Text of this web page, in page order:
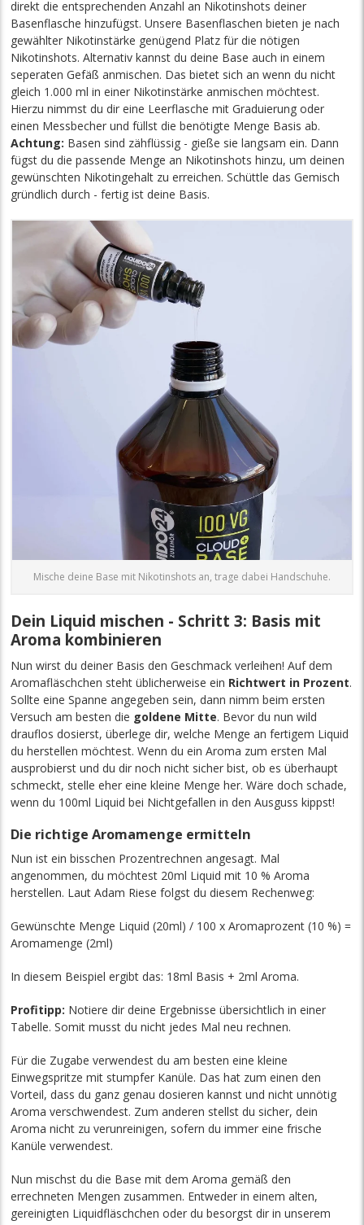
direkt die entsprechenden Anzahl an Nikotinshots deiner
Basenflasche hinzufügst. Unsere Basenflaschen bieten je nach
gewählter Nikotinstärke genügend Platz für die nötigen
Nikotinshots. Alternativ kannst du deine Base auch in einem
seperaten Gefäß anmischen. Das bietet sich an wenn du nicht
gleich 1.000 ml in einer Nikotinstärke anmischen möchtest.
Hierzu nimmst du dir eine Leerflasche mit Graduierung oder
einen Messbecher und füllst die benötigte Menge Basis ab.
Achtung: Basen sind zähflüssig - gieße sie langsam ein. Dann
fügst du die passende Menge an Nikotinshots hinzu, um deinen
gewünschten Nikotingehalt zu erreichen. Schüttle das Gemisch
gründlich durch - fertig ist deine Basis.
Mische deine Base mit Nikotinshots an, trage dabei Handschuhe.
Dein Liquid mischen - Schritt 3: Basis mit
Aroma kombinieren
Nun wirst du deiner Basis den Geschmack verleihen! Auf dem
Aromafläschchen steht üblicherweise ein Richtwert in Prozent.
Sollte eine Spanne angegeben sein, dann nimm beim ersten
Versuch am besten die goldene Mitte. Bevor du nun wild
drauflos dosierst, überlege dir, welche Menge an fertigem Liquid
du herstellen möchtest. Wenn du ein Aroma zum ersten Mal
ausprobierst und du dir noch nicht sicher bist, ob es überhaupt
schmeckt, stelle eher eine kleine Menge her. Wäre doch schade,
wenn du 100ml Liquid bei Nichtgefallen in den Ausguss kippst!
Die richtige Aromamenge ermitteln
Nun ist ein bisschen Prozentrechnen angesagt. Mal
angenommen, du möchtest 20ml Liquid mit 10 % Aroma
herstellen. Laut Adam Riese folgst du diesem Rechenweg:
Gewünschte Menge Liquid (20ml) / 100 x Aromaprozent (10 %) =
Aromamenge (2ml)
In diesem Beispiel ergibt das: 18ml Basis + 2ml Aroma.
Profitipp: Notiere dir deine Ergebnisse übersichtlich in einer
Tabelle. Somit musst du nicht jedes Mal neu rechnen.
Für die Zugabe verwendest du am besten eine kleine
Einwegspritze mit stumpfer Kanüle. Das hat zum einen den
Vorteil, dass du ganz genau dosieren kannst und nicht unnötig
Aroma verschwendest. Zum anderen stellst du sicher, dein
Aroma nicht zu verunreinigen, sofern du immer eine frische
Kanüle verwendest.
Nun mischst du die Base mit dem Aroma gemäß den
errechneten Mengen zusammen. Entweder in einem alten,
gereinigten Liquidfläschchen oder du besorgst dir in unserem